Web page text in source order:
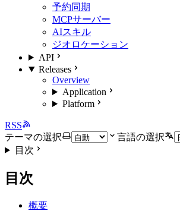
予約同期
MCPサーバー
AIスキル
ジオロケーション
API
Releases
Overview
Application
Platform
RSS
テーマの選択
言語の選択
目次
目次
概要